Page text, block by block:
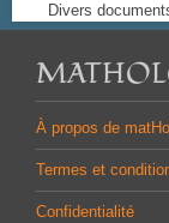
Divers
À propos de
Termes et
Confidentialité